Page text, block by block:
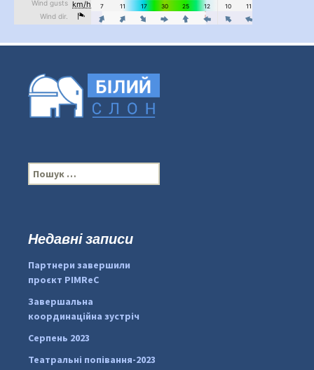
#PipIvanToday
pimrec_project
П
о
:Недавні записи
Партнери завершили
проєкт PIMReC
Завершальна
координаційна зустріч
Серпень 2023
Театральні попівання-2023